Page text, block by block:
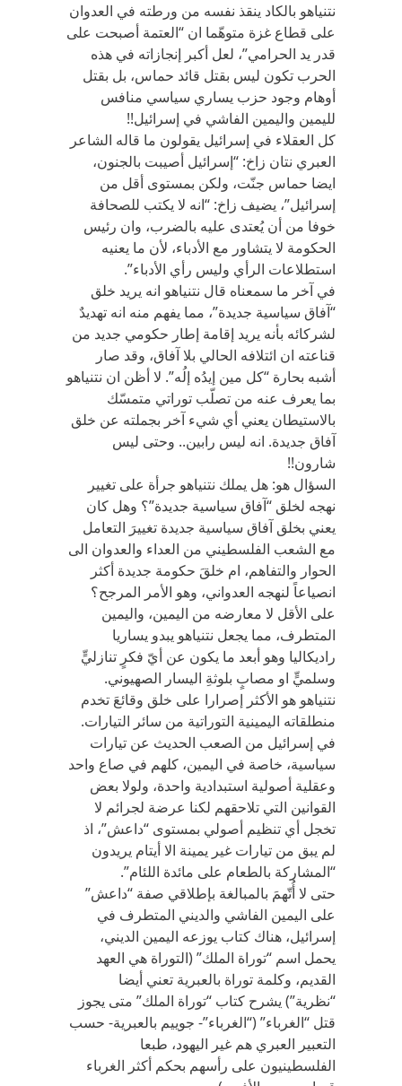
نتنياهو بالكاد ينقذ نفسه من ورطته في العدوان
على قطاع غزة متوهّما ان “العتمة أصبحت على
قدر يد الحرامي”، لعل أكبر إنجازاته في هذه
الحرب تكون ليس بقتل قائد حماس، بل بقتل
أوهام وجود حزب يساري سياسي منافس
لليمين واليمين الفاشي في إسرائيل!!
كل العقلاء في إسرائيل يقولون ما قاله الشاعر
العبري نتان زاخ: “إسرائيل أصيبت بالجنون،
ايضا حماس جنّت، ولكن بمستوى أقل من
إسرائيل”، يضيف زاخ: “انه لا يكتب للصحافة
خوفا من أن يُعتدى عليه بالضرب، وان رئيس
الحكومة لا يتشاور مع الأدباء، لأن ما يعنيه
استطلاعات الرأي وليس رأي الأدباء”.
في آخر ما سمعناه قال نتنياهو انه يريد خلق
“آفاق سياسية جديدة”، مما يفهم منه انه تهديدٌ
لشركائه بأنه يريد إقامة إطار حكومي جديد من
قناعته ان ائتلافه الحالي بلا آفاق، وقد صار
أشبه بحارة “كل مين إيدُه إلُه”. لا أظن ان نتنياهو
بما يعرف عنه من تصلّب توراتي متمسّك
بالاستيطان يعني أي شيء آخر بجملته عن خلق
آفاق جديدة. انه ليس رابين.. وحتى ليس
شارون!!
السؤال هو: هل يملك نتنياهو جرأة على تغيير
نهجه لخلق “آفاق سياسية جديدة”؟ وهل كان
يعني بخلق آفاق سياسية جديدة تغييرَ التعامل
مع الشعب الفلسطيني من العداء والعدوان الى
الحوار والتفاهم، ام خلقَ حكومة جديدة أكثر
انصياعاً لنهجه العدواني، وهو الأمر المرجح؟
على الأقل لا معارضه من اليمين، واليمين
المتطرف، مما يجعل نتنياهو يبدو يساريا
راديكاليا وهو أبعد ما يكون عن أيّ فكرٍ تنازليٍّ
وسلميٍّ او مصابٍ بلوثةِ اليسار الصهيوني.
نتنياهو هو الأكثر إصرارا على خلق وقائعَ تخدم
منطلقاته اليمينية التوراتية من سائر التيارات.
في إسرائيل من الصعب الحديث عن تيارات
سياسية، خاصة في اليمين، كلهم في صاع واحد
وعقلية أصولية استبدادية واحدة، ولولا بعض
القوانين التي تلاحقهم لكنا عرضة لجرائم لا
تخجل أي تنظيم أصولي بمستوى “داعش”، اذ
لم يبق من تيارات غير يمينة الا أيتام يريدون
“المشاركة بالطعام على مائدة اللئام”.
حتى لا أُتّهمَ بالمبالغة بإطلاقي صفة “داعش”
على اليمين الفاشي والديني المتطرف في
إسرائيل، هناك كتاب يوزعه اليمين الديني،
يحمل اسم “توراة الملك” (التوراة هي العهد
القديم، وكلمة توراة بالعبرية تعني أيضا
“نظرية”) يشرح كتاب “توراة الملك” متى يجوز
قتل “الغرباء” (“الغرباء”- جوييم بالعبرية- حسب
التعبير العبري هم غير اليهود، طبعا
الفلسطينيون على رأسهم بحكم أكثر الغرباء